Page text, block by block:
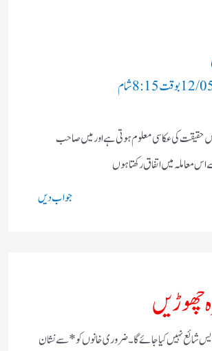
8:15 شام
حقیقت کی عکاسی معلوم ہوتی ہے اور میں صاحب
معاملہ میں اتفاق رکھتا ہوں
جواب دیں
چھوڑیں
شائع نہیں کیا جائے گا۔ضروری خانوں کو*سے نشان